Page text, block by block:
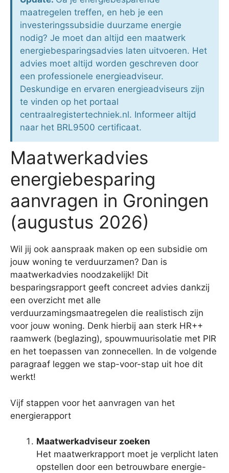
maatregelen treffen, en heb je een
investeringssubsidie duurzame energie
nodig? Je moet dan altijd een maatwerk
energiebesparingsadvies laten uitvoeren. Het
advies moet altijd worden geschreven door
een professionele energieadviseur.
Deskundige en ervaren energieadviseurs zijn
te vinden op het portaal
centraalregistertechniek.nl. Informeer altijd
naar het BRL9500 certificaat.
Maatwerkadvies
energiebesparing
aanvragen in Groningen
(augustus 2026)
Wil jij ook aanspraak maken op een subsidie om
jouw woning te verduurzamen? Dan is
maatwerkadvies noodzakelijk! Dit
besparingsrapport geeft concreet advies dankzij
een overzicht met alle
verduurzamingsmaatregelen die realistisch zijn
voor jouw woning. Denk hierbij aan sterk HR++
raamwerk (beglazing), spouwmuurisolatie met PIR
en het toepassen van zonnecellen. In de volgende
paragraaf leggen we stap-voor-stap uit hoe dit
werkt!
Vijf stappen voor het aanvragen van het
energierapport
Maatwerkadviseur zoeken
Het maatwerkrapport moet je verplicht laten
opstellen door een betrouwbare energie-